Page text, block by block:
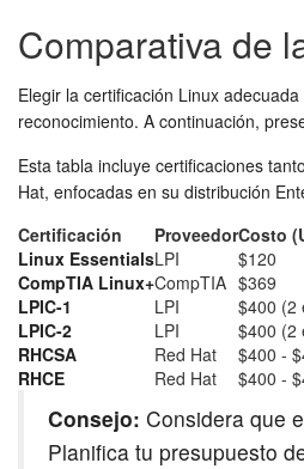
Comparativa de
Elegir la certificación Linux
reconocimiento. A continuación,
Esta tabla incluye certificaciones
Hat, enfocadas en su distribución
Certificación
ProveedorCosto
Linux EssentialsLPI $120
CompTIA Linux+CompTIA $369
LPIC-1
LPI $400 (2
LPIC-2
LPI $400 (2
RHCSA
Red Hat $400 -
RHCE
Red Hat $400 -
Consejo: Considera que
Planifica tu presupuesto